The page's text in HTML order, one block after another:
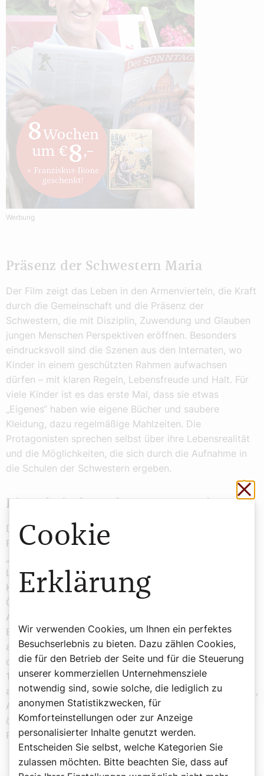
Werbung
Präsenz der Schwestern Maria
Der Film zeigt das Leben in den Armenvierteln, die Kraft
durch die Gemeinschaft und die Präsenz der
Schwestern, die mit Disziplin, Zuwendung und Glauben
jungen Menschen Perspektiven eröffnen. Besonders
eindrucksvoll sind die Szenen aus den Internaten, wo
Kinder in einem geschützten Rahmen aufwachsen
dürfen – mit klaren Regeln, Lebensfreude und Halt. Für
viele Kinder ist es das erste Mal, dass sie etwas
„Eigenes“ haben wie eigene Bücher und saubere
Kleidung, dazu regelmäßige Mahlzeiten. Die
Protagonisten sprechen selbst über ihre Lebensrealität
und die Möglichkeiten, die sich durch die Aufnahme in
die Schulen der Schwestern ergeben.
Die Arbeit der Schwestern Maria
Die Kongregation wurde 1964 vom US-amerikanischen
Priester Aloysius Schwartz gegründet, bekannt als
„Father Al“. Heute sind rund 350 Ordensfrauen in sechs
Ländern aktiv und betreuen weltweit etwa 20.000
Kinder. Allein auf den Philippinen sind es über 10.000. In
Österreich unterstützt ein Förderverein seit 1990 die
Arbeit der Schwestern – 2023 wurden rund 830.000
Euro an Spenden gesammelt, die direkt und zertifiziert
an die Projekte fließen. Seine Österreich-Premiere hatte
der Film am 22. Oktober im Wiener Haydn-Kino. Über
100 Gäste sahen die Doku und tauschten sich
anschließend mit Schwester Mylene von den Philippinen,
Absolventin Miss Salazar und den Verantwortlichen des
österreichischen Büros aus. Auch Spenden für neue
Projekte wurden gesammelt.
Cookie
Erklärung
Wir verwenden Cookies, um Ihnen ein perfektes
Besuchserlebnis zu bieten. Dazu zählen Cookies,
die für den Betrieb der Seite und für die Steuerung
unserer kommerziellen Unternehmensziele
notwendig sind, sowie solche, die lediglich zu
anonymen Statistikzwecken, für
Komforteinstellungen oder zur Anzeige
personalisierter Inhalte genutzt werden.
Entscheiden Sie selbst, welche Kategorien Sie
zulassen möchten. Bitte beachten Sie, dass auf